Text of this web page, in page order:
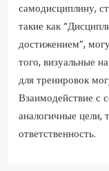
самодисциплину,
такие как
достижением”,
того, визуальные
для тренировок
Взаимодействие с
аналогичные
ответственность.